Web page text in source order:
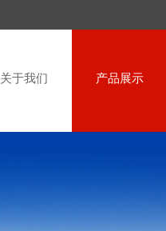
关于我们 产品展示